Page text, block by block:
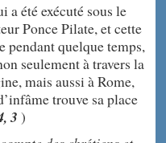
été exécuté sous le
Ponce Pilate, et cette
pendant quelque temps,
seulement à travers la
mais aussi à Rome,
trouve sa place
3 )